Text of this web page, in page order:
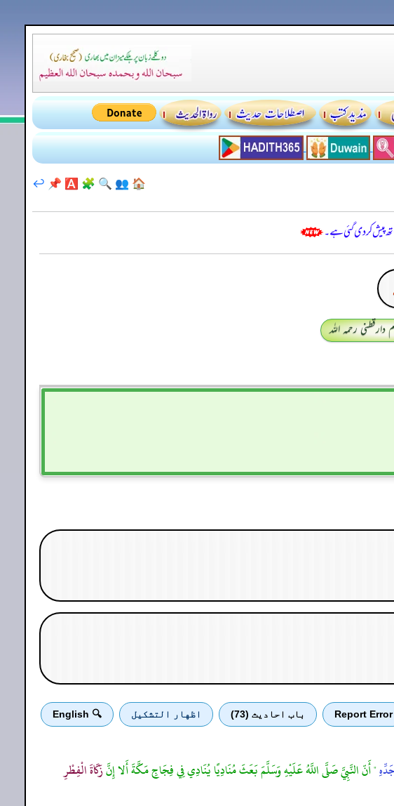
🏠
👥
🔍
🧩
🅰️
📌
↩️
پیش کر دی گئی ہے۔
رحمہ اللہ
Report Error باب احادیث (73) اظهار التشكيل 🔍 English
" أَنّ النَّبِيَّ صَلَّى اللَّهُ عَلَيْهِ وَسَلَّمَ بَعَثَ مُنَادِيًا يُنَادِي فِي فِجَاجِ مَكَّةَ أَلا إِنَّزَكَاةَ الْفِطْرِ